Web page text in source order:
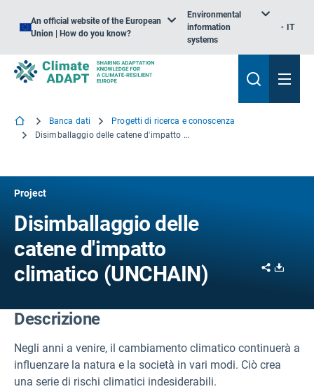
An official website of the European
Union | How do you know?
Environmental
information
systems
IT
Banca dati
Progetti di ricerca e conoscenza
Disimballaggio delle catene d'impatto climatico
Project
Disimballaggio delle
catene d'impatto
climatico (UNCHAIN)
Share
Descrizione
Negli anni a venire, il cambiamento climatico continuerà a
influenzare la natura e la società in vari modi. Ciò crea
una serie di rischi climatici indesiderabili.